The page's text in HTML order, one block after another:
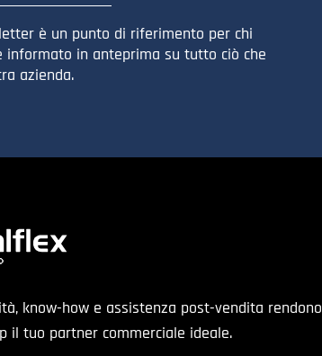
è un punto di riferimento per chi
informato in anteprima su tutto ciò che
azienda.
know-how e assistenza post-vendita rendono
il tuo partner commerciale ideale.